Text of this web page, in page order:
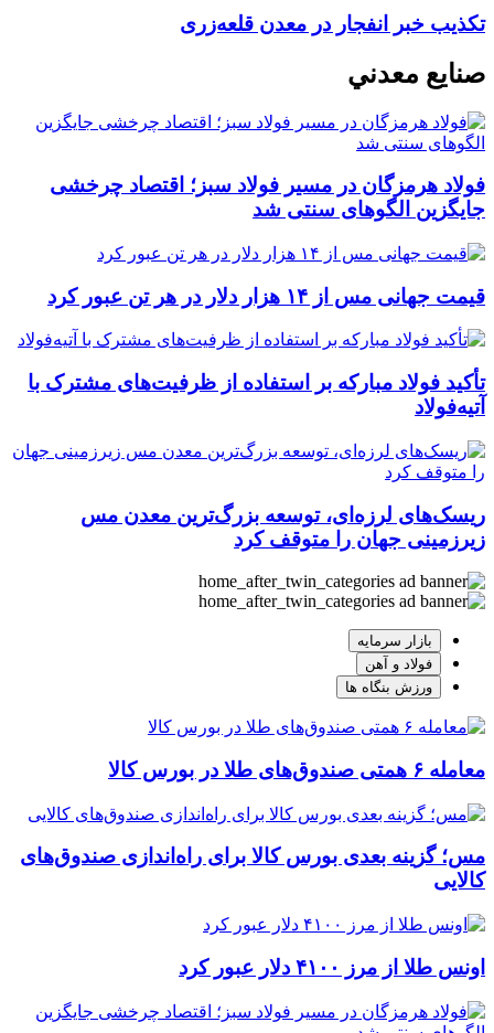
تکذیب خبر انفجار در معدن قلعه‌زری
صنايع معدني
فولاد هرمزگان در مسیر فولاد سبز؛ اقتصاد چرخشی
جایگزین الگوهای سنتی شد
قیمت جهانی مس از ۱۴ هزار دلار در هر تن عبور کرد
تأکید فولاد مبارکه بر استفاده از ظرفیت‌های مشترک با
آتیه‌فولاد
ریسک‌های لرزه‌ای، توسعه بزرگ‌ترین معدن مس
زیرزمینی جهان را متوقف کرد
بازار سرمایه
فولاد و آهن
ورزش بنگاه ها
معامله ۶ همتی صندوق‌های طلا در بورس کالا
مس؛ گزینه بعدی بورس کالا برای راه‌اندازی صندوق‌های
کالایی
اونس طلا از مرز ۴۱۰۰ دلار عبور کرد